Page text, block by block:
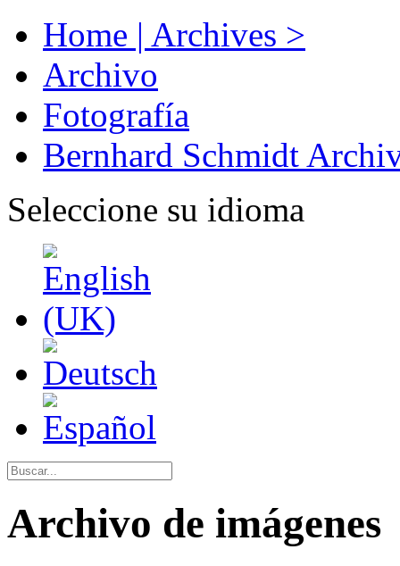
Home | Archives >
Archivo
Fotografía
Bernhard Schmidt
Seleccione su idioma
Archivo de imágenes